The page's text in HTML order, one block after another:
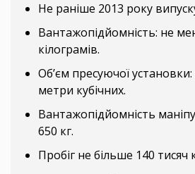
Не раніше 2013 року
Вантажопідйомність: не
кілограмів.
Об’єм пресуючої
метри кубічних.
Вантажопідйомність
650 кг.
Пробіг не більше 140 тисяч